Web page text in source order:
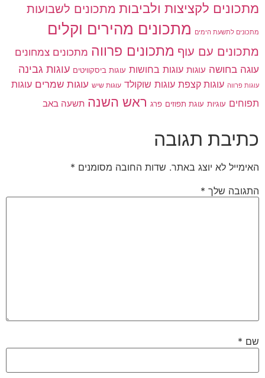
מתכונים לקציצות ולביבות מתכונים לשבועות
מתכונים לתשעת הימים מתכונים מהירים וקלים
מתכונים עם עוף מתכונים פרווה מתכונים צמחונים
עוגה בחושה עוגות עוגות בחושות עוגות ביסקוויטים עוגות גבינה
עוגות פרווה עוגות קצפת עוגות שוקולד עוגות שיש עוגות שמרים עוגות
תפוחים עוגיות עוגת תפוזים פרג ראש השנה תשעה באב
כתיבת תגובה
האימייל לא יוצג באתר. שדות החובה מסומנים *
התגובה שלך *
שם *